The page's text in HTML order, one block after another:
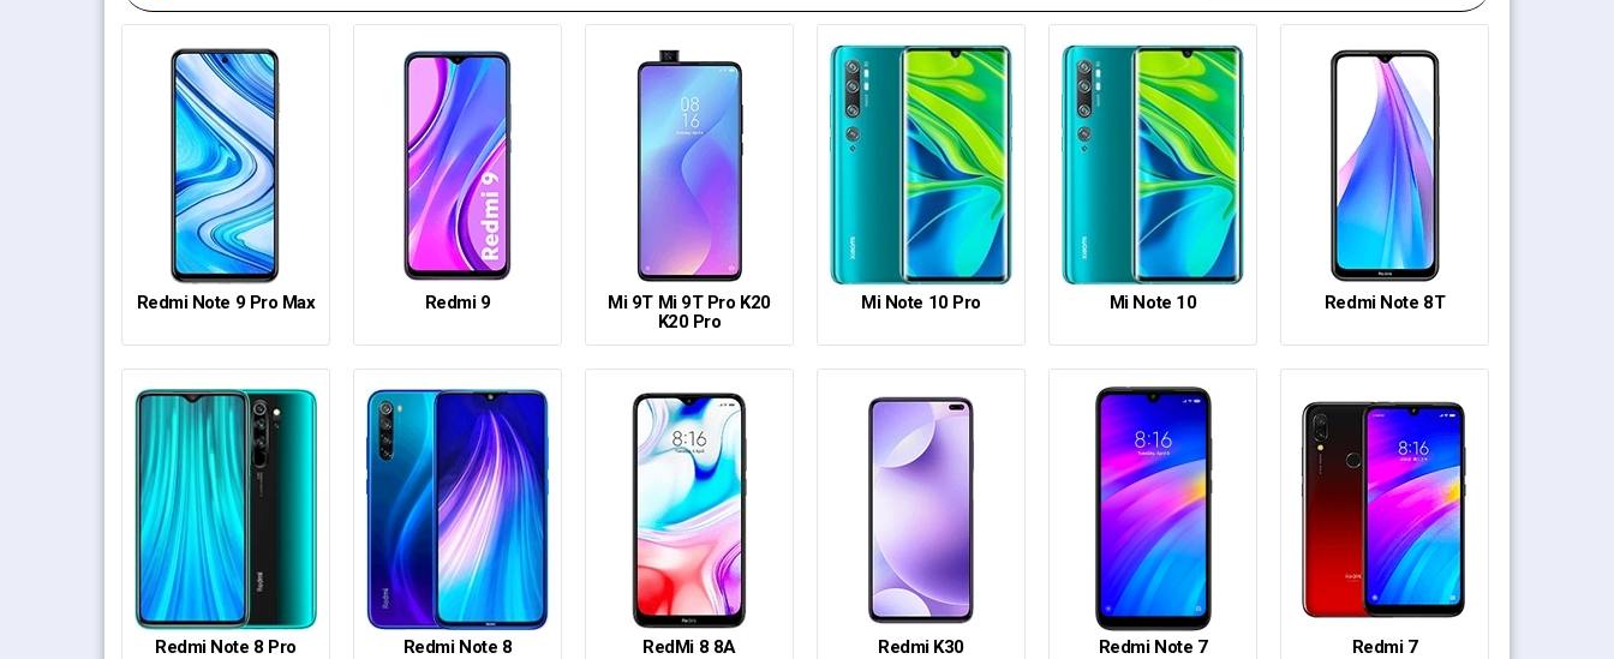
Redmi Note 9 Pro Max Redmi 9
Mi 9T Mi 9T Pro K20
K20 Pro
Mi Note 10 Pro Mi Note 10 Redmi Note 8T
Redmi Note 8 Pro Redmi Note 8 RedMi 8 8A Redmi K30 Redmi Note 7 Redmi 7